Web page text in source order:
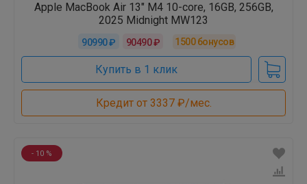
Apple MacBook Air 13" M4 10-core, 16GB, 256GB,
2025 Midnight MW123
90990 ₽ 90490 ₽ 1500бонусов
Купить в 1 клик
Кредит от 3337 ₽/мес.
- 10 %